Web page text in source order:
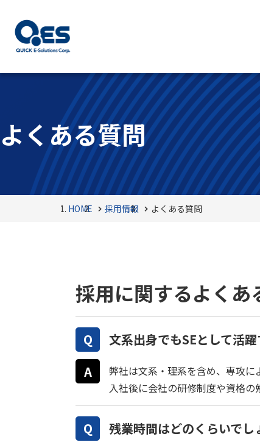
よくある質問
HOME 採用情報 よくある質問
採用に関するよくあ
文系出身でもSEとして活
弊社は文系・理系を含め、専攻に
入社後に会社の研修制度や資格の
残業時間はどのくらいでし